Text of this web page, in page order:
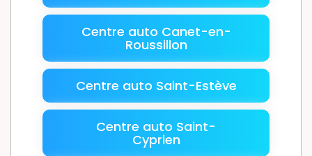
Centre auto Canet-en-
Roussillon
Centre auto Saint-Estève
Centre auto Saint-
Cyprien